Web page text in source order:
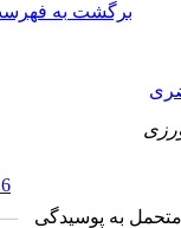
برگشت به
به پوسیدگی